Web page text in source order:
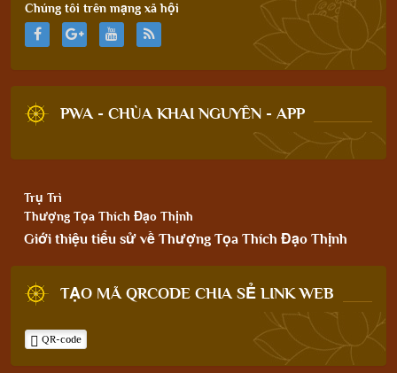
Chúng tôi trên mạng xã hội
PWA - CHÙA KHAI NGUYÊN - APP
Trụ Trì
Thượng Tọa Thích Đạo Thịnh
Giới thiệu tiểu sử về Thượng Tọa Thích Đạo Thịnh
TẠO MÃ QRCODE CHIA SẺ LINK WEB
QR-code